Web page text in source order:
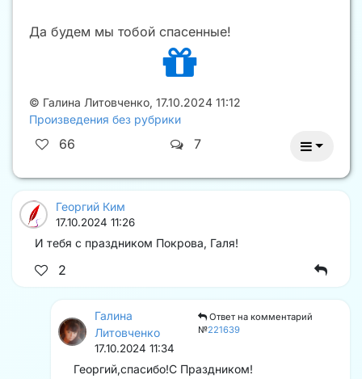
Да будем мы тобой спасенные!
© Галина Литовченко, 17.10.2024 11:12
Произведения без рубрики
66 7
Георгий Ким
17.10.2024 11:26
И тебя с праздником Покрова, Галя!
2
Галина
Литовченко
Ответ на комментарий
№221639
17.10.2024 11:34
Георгий,спасибо!С Праздником!️